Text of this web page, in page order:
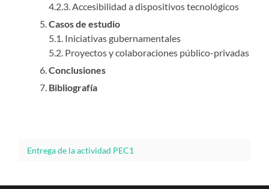
4.2.3. Accesibilidad a dispositivos tecnológicos
Casos de estudio
5.1. Iniciativas gubernamentales
5.2. Proyectos y colaboraciones público-privadas
Conclusiones
Bibliografía
Entrega de la actividad PEC1